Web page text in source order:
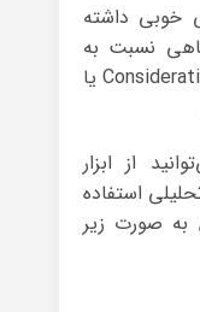
خوبی داشته
نسبت به
برند Awareness ، جلب توجه Consideration یا
از ابزار
استفاده
به صورت زیر